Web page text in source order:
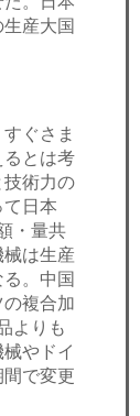
産大国
ぐさま
とは考
術力の
日本
・量共
は生産
。中国
複合加
よりも
やドイ
で変更